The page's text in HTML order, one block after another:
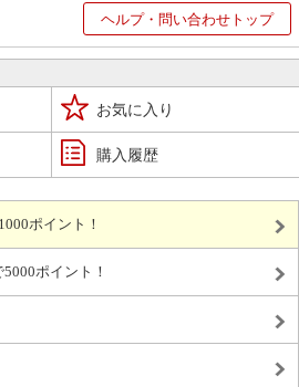
ヘルプ・問い合わせトップ
お気に入り
購入履歴
ポイント！
ポイント！